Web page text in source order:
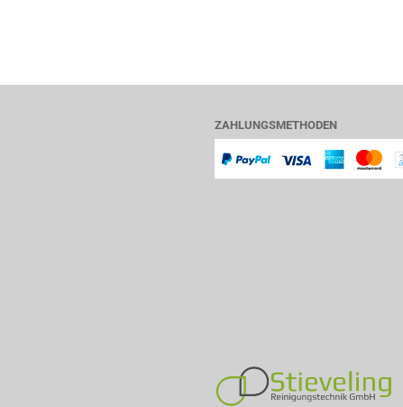
ZAHLUNGSMETHODEN